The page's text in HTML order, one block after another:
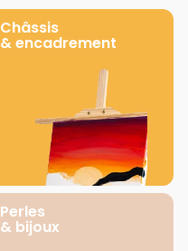
Châssis
& encadrement
Perles
& bijoux